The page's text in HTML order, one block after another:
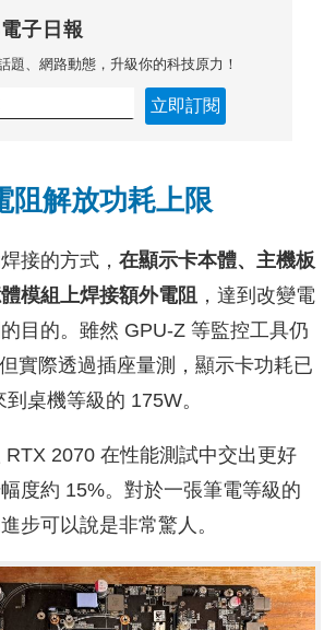
子日報
題、網路動態，升級你的科技原力！
立即訂閱
阻解放功耗上限
接的方式， 在顯示卡本體、主機板
模組上焊接額外電阻 ，達到改變電
目的。雖然 GPU-Z 等監控工具仍
實際透過插座量測，顯示卡功耗已
桌機等級的 175W。
2070 在性能測試中交出更好
度約 15%。對於一張筆電等級的
步可以說是非常驚人。